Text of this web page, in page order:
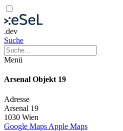
.dev
Suche
Menü
Arsenal Objekt 19
Adresse
Arsenal 19
1030 Wien
Google Maps Apple Maps